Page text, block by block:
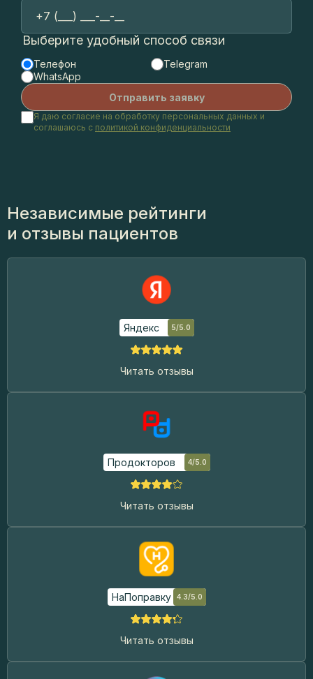
Выберите удобный способ связи
Телефон
Telegram
WhatsApp
Я даю согласие на обработку персональных данных и
соглашаюсь с политикой конфиденциальности
Независимые рейтинги
и отзывы пациентов
Яндекс 5/5.0
Читать отзывы
Продокторов 4/5.0
Читать отзывы
НаПоправку 4.3/5.0
Читать отзывы